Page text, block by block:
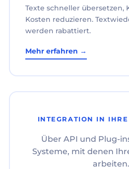
Texte schneller übersetzen,
Kosten reduzieren.
werden rabattiert.
Mehr erfahren →
INTEGRATION IN IHRE
Über API und Plug-
Systeme, mit denen
arbeiten.